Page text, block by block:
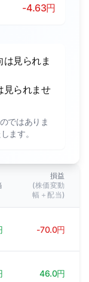
-4.63円
見られま
見られませ
ではありま
ます。
損益
(株価変動
幅＋配当)
-70.0円
46.0円